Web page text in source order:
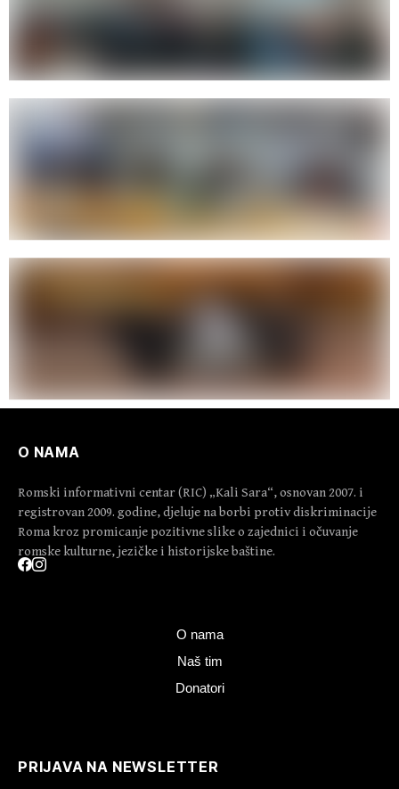
O NAMA
Romski informativni centar (RIC) „Kali Sara“, osnovan 2007. i
registrovan 2009. godine, djeluje na borbi protiv diskriminacije
Roma kroz promicanje pozitivne slike o zajednici i očuvanje
romske kulturne, jezičke i historijske baštine.
O nama
Naš tim
Donatori
PRIJAVA NA NEWSLETTER